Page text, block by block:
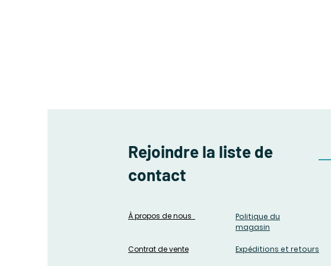
Rejoindre la liste de
contact
À propos de nous
Contrat de vente
Politique du
magasin
Expéditions et retours